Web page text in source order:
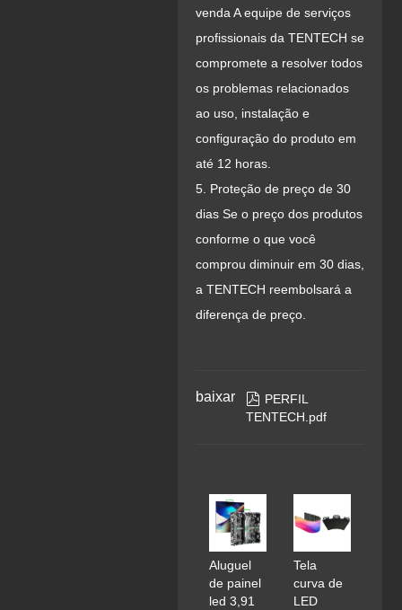
venda A equipe de serviços
profissionais da TENTECH se
compromete a resolver todos
os problemas relacionados
ao uso, instalação e
configuração do produto em
até 12 horas.
5. Proteção de preço de 30
dias Se o preço dos produtos
conforme o que você
comprou diminuir em 30 dias,
a TENTECH reembolsará a
diferença de preço.
baixar  PERFIL
TENTECH.pdf
Aluguel
de painel
led 3,91
Tela
curva de
LED